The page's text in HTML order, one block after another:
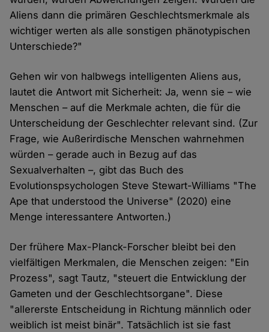
Aliens dann die primären Geschlechtsmerkmale als
wichtiger werten als alle sonstigen phänotypischen
Unterschiede?"
Gehen wir von halbwegs intelligenten Aliens aus,
lautet die Antwort mit Sicherheit: Ja, wenn sie – wie
Menschen – auf die Merkmale achten, die für die
Unterscheidung der Geschlechter relevant sind. (Zur
Frage, wie Außerirdische Menschen wahrnehmen
würden – gerade auch in Bezug auf das
Sexualverhalten –, gibt das Buch des
Evolutionspsychologen Steve Stewart-Williams "The
Ape that understood the Universe" (2020) eine
Menge interessantere Antworten.)
Der frühere Max-Planck-Forscher bleibt bei den
vielfältigen Merkmalen, die Menschen zeigen: "Ein
Prozess", sagt Tautz, "steuert die Entwicklung der
Gameten und der Geschlechtsorgane". Diese
"allererste Entscheidung in Richtung männlich oder
weiblich ist meist binär". Tatsächlich ist sie fast